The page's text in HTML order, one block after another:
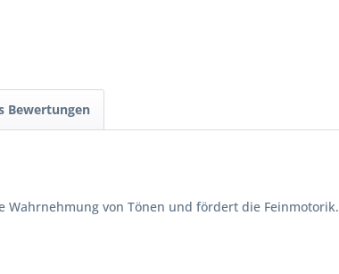
Bewertungen
von Tönen und fördert die Feinmotorik.